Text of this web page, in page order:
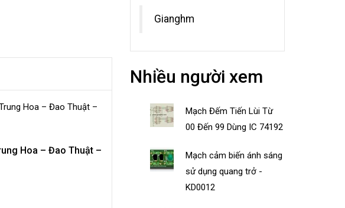
Hoa – Đao Thuật –
Gianghm
Nhiều người xem
Mạch Đếm Tiến Lùi Từ
00 Đến 99 Dùng IC 74192
Mạch cảm biến ánh sáng
sử dụng quang trở -
KD0012